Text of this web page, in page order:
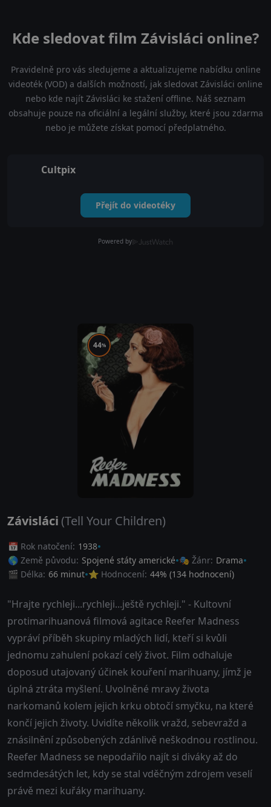
Kde sledovat film Závisláci online?
Pravidelně pro vás sledujeme a aktualizujeme nabídku online
videoték (VOD) a dalších možností, jak sledovat Závisláci online
nebo kde najít Závisláci ke stažení offline. Náš seznam
obsahuje pouze na oficiální a legální služby, které jsou zdarma
nebo je můžete získat pomocí předplatného.
Cultpix
Přejít do videotéky
Powered by
44%
Závisláci (Tell Your Children)
📅 Rok natočení: 1938
🌎 Země původu: Spojené státy americké 🎭 Žánr: Drama
🎬 Délka: 66 minut ⭐ Hodnocení: 44% (134 hodnocení)
"Hrajte rychleji...rychleji...ještě rychleji." - Kultovní
protimarihuanová filmová agitace Reefer Madness
vypráví příběh skupiny mladých lidí, kteří si kvůli
jednomu zahulení pokazí celý život. Film odhaluje
doposud utajovaný účinek kouření marihuany, jímž je
úplná ztráta myšlení. Uvolněné mravy života
narkomanů kolem jejich krku obtočí smyčku, na které
končí jejich životy. Uvidíte několik vražd, sebevražd a
znásilnění způsobených zdánlivě neškodnou rostlinou.
Reefer Madness se nepodařilo najít si diváky až do
sedmdesátých let, kdy se stal vděčným zdrojem veselí
právě mezi kuřáky marihuany.